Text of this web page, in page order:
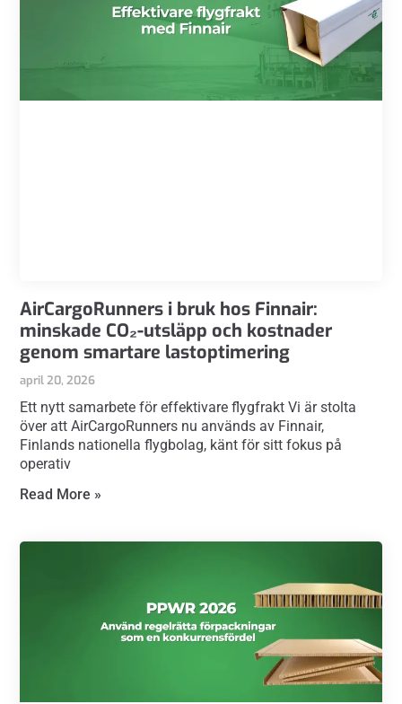
AirCargoRunners i bruk hos Finnair:
minskade CO₂-utsläpp och kostnader
genom smartare lastoptimering
april 20, 2026
Ett nytt samarbete för effektivare flygfrakt Vi är stolta
över att AirCargoRunners nu används av Finnair,
Finlands nationella flygbolag, känt för sitt fokus på
operativ
Read More »